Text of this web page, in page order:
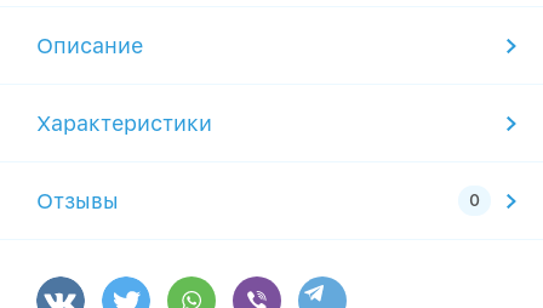
Описание
Характеристики
Отзывы